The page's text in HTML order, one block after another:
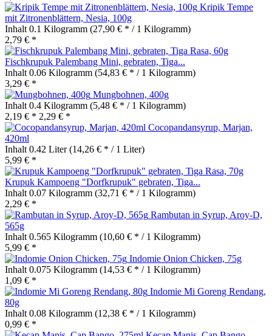
Kripik Tempe
mit Zitronenblättern, Nesia, 100g
Inhalt 0.1 Kilogramm (27,90 € * / 1 Kilogramm)
2,79 € *
Fischkrupuk Palembang Mini, gebraten, Tiga...
Inhalt 0.06 Kilogramm (54,83 € * / 1 Kilogramm)
3,29 € *
Mungbohnen, 400g
Inhalt 0.4 Kilogramm (5,48 € * / 1 Kilogramm)
2,19 € * 2,29 € *
Cocopandansyrup, Marjan,
420ml
Inhalt 0.42 Liter(14,26 € * / 1 Liter)
5,99 € *
Krupuk Kampoeng "Dorfkrupuk" gebraten, Tiga...
Inhalt 0.07 Kilogramm (32,71 € * / 1 Kilogramm)
2,29 € *
Rambutan in Syrup, Aroy-D,
565g
Inhalt 0.565 Kilogramm (10,60 € * / 1 Kilogramm)
5,99 € *
Indomie Onion Chicken, 75g
Inhalt 0.075 Kilogramm (14,53 € * / 1 Kilogramm)
1,09 € *
Indomie Mi Goreng Rendang,
80g
Inhalt 0.08 Kilogramm (12,38 € * / 1 Kilogramm)
0,99 € *